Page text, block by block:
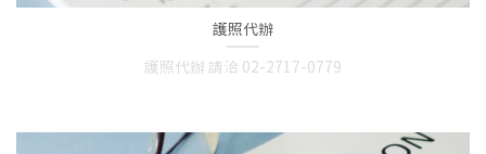
護照代辦
護照代辦 請洽 02-2717-0779